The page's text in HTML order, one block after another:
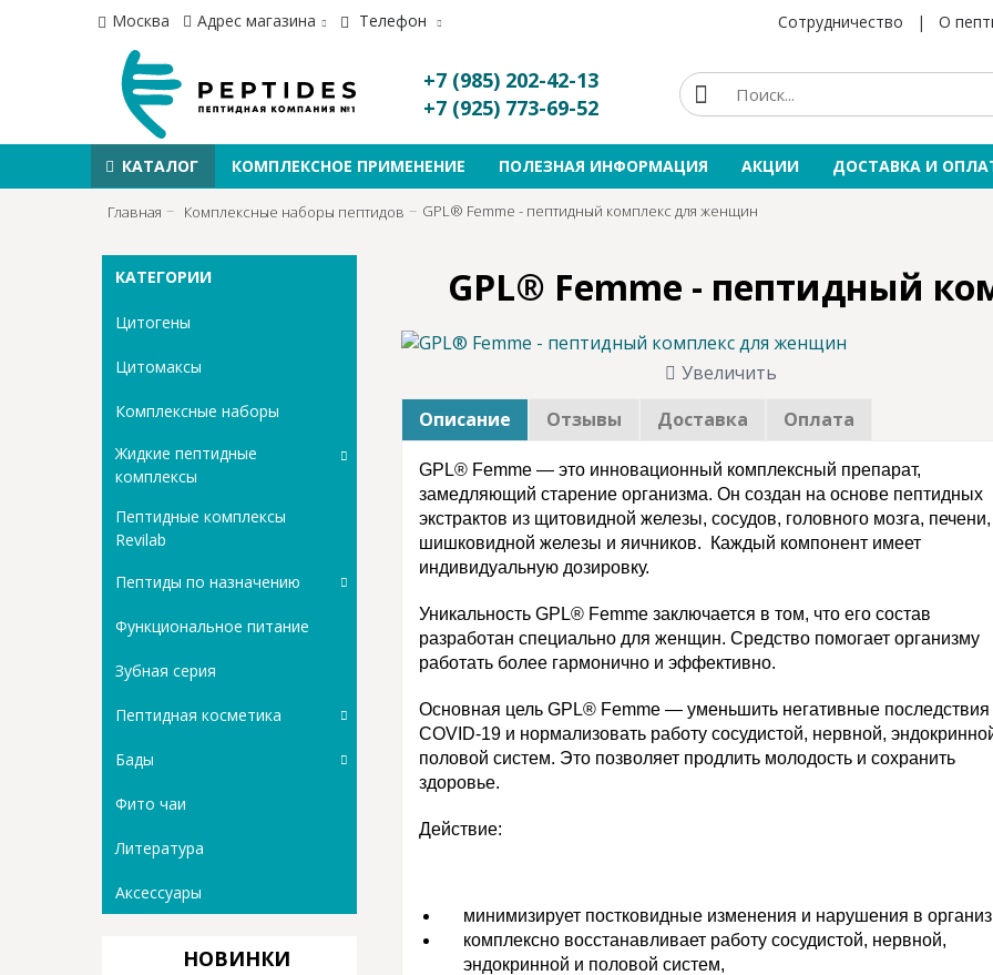
Москва Адрес магазина Телефон Сотрудничество | О
+7 (985) 202-42-13
+7 (925) 773-69-52
КАТАЛОГ КОМПЛЕКСНОЕ ПРИМЕНЕНИЕ ПОЛЕЗНАЯ ИНФОРМАЦИЯ АКЦИИ ДОСТАВКА И
Главная Комплексные наборы пептидов GPL® Femme - пептидный комплекс для женщин
КАТЕГОРИИ
Цитогены
Цитомаксы
Комплексные наборы
Жидкие пептидные
комплексы
Пептидные комплексы
Revilab
Пептиды по назначению
Функциональное питание
Зубная серия
Пептидная косметика
Бады
Фито чаи
Литература
Аксессуары
НОВИНКИ
GPL® Femme - пептидный
Увеличить
Описание
Отзывы Доставка Оплата
GPL® Femme — это инновационный комплексный препарат,
замедляющий старение организма. Он создан на основе пептидных
экстрактов из щитовидной железы, сосудов, головного мозга, печени,
шишковидной железы и яичников. Каждый компонент имеет
индивидуальную дозировку.
Уникальность GPL® Femme заключается в том, что его состав
разработан специально для женщин. Средство помогает организму
работать более гармонично и эффективно.
Основная цель GPL® Femme — уменьшить негативные последствия
COVID-19 и нормализовать работу сосудистой, нервной,
половой систем. Это позволяет продлить молодость и сохранить
здоровье.
Действие:
минимизирует постковидные изменения и нарушения в
комплексно восстанавливает работу сосудистой, нервной,
эндокринной и половой систем,